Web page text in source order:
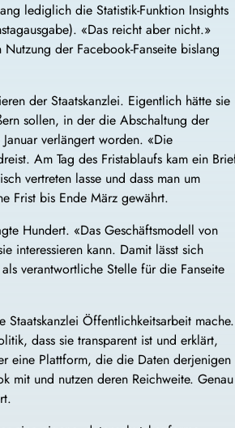
lediglich die Statistik-Funktion Insights
«Das reicht aber nicht.»
der Facebook-Fanseite bislang
der Staatskanzlei. Eigentlich hätte sie
sollen, in der die Abschaltung der
verlängert worden. «Die
Am Tag des Fristablaufs kam ein
vertreten lasse und dass man um
Frist bis Ende März gewährt.
Hundert. «Das Geschäftsmodell von
interessieren kann. Damit lässt sich
verantwortliche Stelle für die Fanseite
Staatskanzlei Öffentlichkeitsarbeit mache.
dass sie transparent ist und erklärt,
eine Plattform, die die Daten derjenigen
mit und nutzen deren Reichweite. Genau